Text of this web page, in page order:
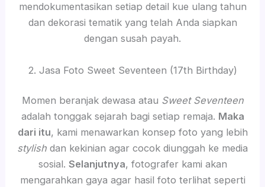
mendokumentasikan setiap detail kue ulang tahun
dan dekorasi tematik yang telah Anda siapkan
dengan susah payah.
2. Jasa Foto Sweet Seventeen (17th Birthday)
Momen beranjak dewasa atau Sweet Seventeen
adalah tonggak sejarah bagi setiap remaja. Maka
dari itu, kami menawarkan konsep foto yang lebih
stylish dan kekinian agar cocok diunggah ke media
sosial. Selanjutnya, fotografer kami akan
mengarahkan gaya agar hasil foto terlihat seperti